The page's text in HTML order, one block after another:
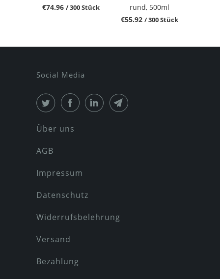
€74.96 / 300 Stück
rund, 500ml
€55.92 / 300 Stück
Social Media
Über uns
AGB
Impressum
Datenschutz
Widerrufsbelehrung
Versand
Bezahlung